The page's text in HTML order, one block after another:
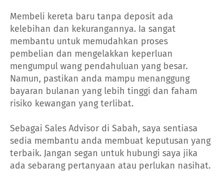
Membeli kereta baru tanpa deposit ada
kelebihan dan kekurangannya. Ia sangat
membantu untuk memudahkan proses
pembelian dan mengelakkan keperluan
mengumpul wang pendahuluan yang besar.
Namun, pastikan anda mampu menanggung
bayaran bulanan yang lebih tinggi dan faham
risiko kewangan yang terlibat.
Sebagai Sales Advisor di Sabah, saya sentiasa
sedia membantu anda membuat keputusan yang
terbaik. Jangan segan untuk hubungi saya jika
ada sebarang pertanyaan atau perlukan nasihat.